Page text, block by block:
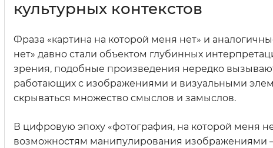
культурных контекстов
Фраза «картина на которой меня нет» и
нет» давно стали объектом глубинных
зрения, подобные произведения нередко
работающих с изображениями и визуальными
скрываться множество смыслов и замыслов.
В цифровую эпоху «фотография, на которой меня
возможностям манипулирования изображениями